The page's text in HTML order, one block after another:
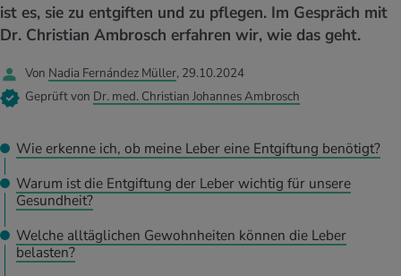
& Intoleranzen
THEMEN IM BEREICH ERNÄHRUNG
BMI berechnen
Personal Health Coaching
Kalorienverbrauch berechnen
Glücklich sein
THEMEN IM BEREICH MEDIZIN
Mund- & Zahnpflege
Personal Health Coaching
THEMEN IM BEREICH SERVICES
Angebote
Tools, Test & Quizze
ist es, sie zu entgiften und zu pflegen. Im Gespräch mit
Dr. Christian Ambrosch erfahren wir, wie das geht.
Von Nadia Fernández Müller, 29.10.2024
Geprüft von Dr. med. Christian Johannes Ambrosch
Wie erkenne ich, ob meine Leber eine Entgiftung benötigt?
Warum ist die Entgiftung der Leber wichtig für unsere
Gesundheit?
Welche alltäglichen Gewohnheiten können die Leber
belasten?